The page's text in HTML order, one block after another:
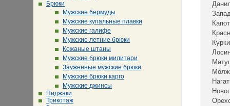
Брюки
Мужские бермуды
Мужские купальные плавки
Мужские галифе
Мужские летние брюки
Кожаные штаны
Мужские брюки милитари
Зауженные мужские брюки
Мужские брюки карго
Мужские джинсы
Пиджаки
Трикотаж